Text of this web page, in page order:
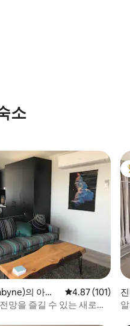
소
개 의 아파
평점 4.87점(5점
4.87 (101)
망을 즐길 수 있는 새로운
트